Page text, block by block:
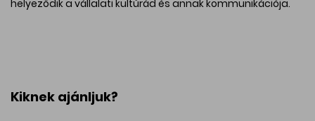
helyeződik a vállalati kultúrád és annak kommunikációja.
Kiknek ajánljuk?